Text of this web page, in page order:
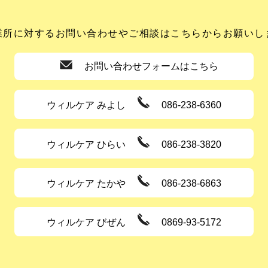
所に対するお問い合わせやご相談はこちらからお願いし
お問い合わせフォームはこちら
ウィルケア みよし 086-238-6360
ウィルケア ひらい 086-238-3820
ウィルケア たかや 086-238-6863
ウィルケア びぜん 0869-93-5172